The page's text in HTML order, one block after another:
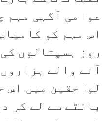
عوامی آگہی مہم
اس مہم کو
روز ہسپتالوں
آنے والے
لواحقین میں اس
بانٹے سے لے کر